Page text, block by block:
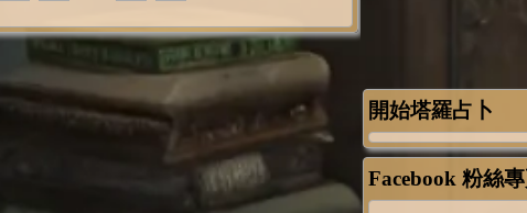
開始塔羅占卜
Facebook 粉絲